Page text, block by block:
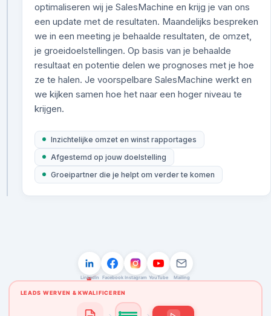
optimaliseren wij je SalesMachine en krijg je van ons
een update met de resultaten. Maandelijks bespreken
we in een meeting je behaalde resultaten, de omzet,
je groeidoelstellingen. Op basis van je behaalde
resultaat en potentie delen we prognoses met je hoe
ze te halen. Je voorspelbare SalesMachine werkt en
we kijken samen hoe het naar een hoger niveau te
krijgen.
Inzichtelijke omzet en winst rapportages
Afgestemd op jouw doelstelling
Groeipartner die je helpt om verder te komen
LinkedIn Facebook Instagram YouTube Mailing
LEADS WERVEN & KWALIFICEREN